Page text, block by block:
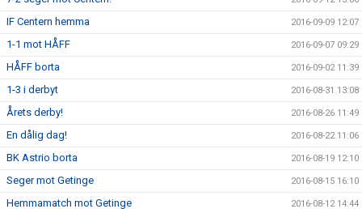
IF Centern hemma 2016-09-09 12:07
1-1 mot HÅFF 2016-09-07 09:29
HÅFF borta 2016-09-02 11:39
1-3 i derbyt 2016-08-31 13:08
Årets derby! 2016-08-26 11:49
En dålig dag! 2016-08-22 11:06
BK Astrio borta 2016-08-19 12:10
Seger mot Getinge 2016-08-15 16:10
Hemmamatch mot Getinge 2016-08-12 14:44